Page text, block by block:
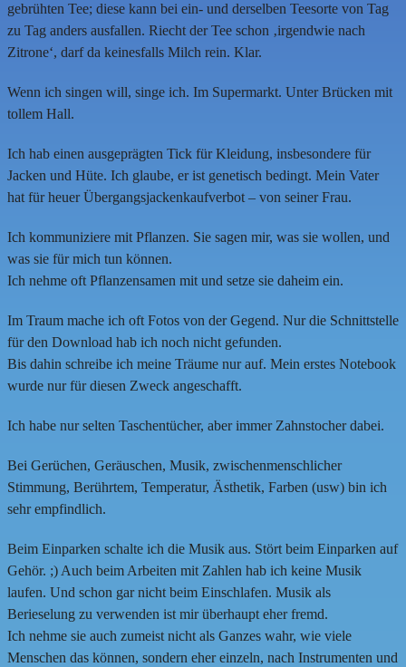
gebrühten Tee; diese kann bei ein- und derselben Teesorte von Tag
zu Tag anders ausfallen. Riecht der Tee schon ‚irgendwie nach
Zitrone‘, darf da keinesfalls Milch rein. Klar.
Wenn ich singen will, singe ich. Im Supermarkt. Unter Brücken mit
tollem Hall.
Ich hab einen ausgeprägten Tick für Kleidung, insbesondere für
Jacken und Hüte. Ich glaube, er ist genetisch bedingt. Mein Vater
hat für heuer Übergangsjackenkaufverbot – von seiner Frau.
Ich kommuniziere mit Pflanzen. Sie sagen mir, was sie wollen, und
was sie für mich tun können.
Ich nehme oft Pflanzensamen mit und setze sie daheim ein.
Im Traum mache ich oft Fotos von der Gegend. Nur die Schnittstelle
für den Download hab ich noch nicht gefunden.
Bis dahin schreibe ich meine Träume nur auf. Mein erstes Notebook
wurde nur für diesen Zweck angeschafft.
Ich habe nur selten Taschentücher, aber immer Zahnstocher dabei.
Bei Gerüchen, Geräuschen, Musik, zwischenmenschlicher
Stimmung, Berührtem, Temperatur, Ästhetik, Farben (usw) bin ich
sehr empfindlich.
Beim Einparken schalte ich die Musik aus. Stört beim Einparken auf
Gehör. ;) Auch beim Arbeiten mit Zahlen hab ich keine Musik
laufen. Und schon gar nicht beim Einschlafen. Musik als
Berieselung zu verwenden ist mir überhaupt eher fremd.
Ich nehme sie auch zumeist nicht als Ganzes wahr, wie viele
Menschen das können, sondern eher einzeln, nach Instrumenten und